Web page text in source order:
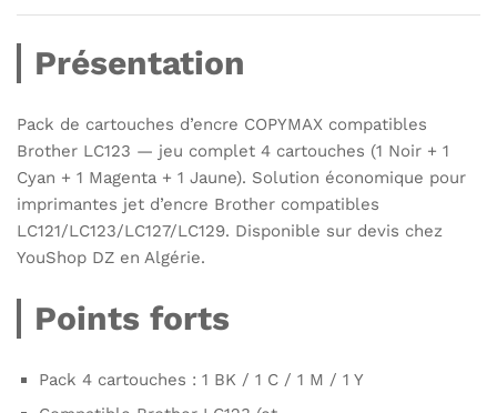
Présentation
Pack de cartouches d’encre COPYMAX compatibles
Brother LC123 — jeu complet 4 cartouches (1 Noir + 1
Cyan + 1 Magenta + 1 Jaune). Solution économique pour
imprimantes jet d’encre Brother compatibles
LC121/LC123/LC127/LC129. Disponible sur devis chez
YouShop DZ en Algérie.
Points forts
Pack 4 cartouches : 1 BK / 1 C / 1 M / 1 Y